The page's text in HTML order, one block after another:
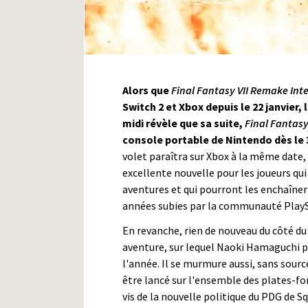
Alors queFinal Fantasy VII Remake
Switch 2 et Xbox depuis le 22
midi révèle que sa suite, Final
console portable de Nintendo dès le
volet paraîtra sur Xbox à la même
excellente nouvelle pour les joueurs
aventures et qui pourront les
années subies par la communauté
En revanche, rien de nouveau du côté
aventure, sur lequel Naoki
l'année. Il se murmure aussi, sans
être lancé sur l'ensemble des plates-
vis de la nouvelle politique du PDG de